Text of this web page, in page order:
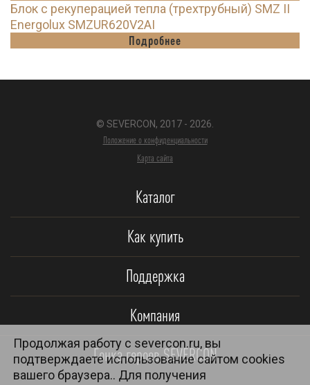
Блок с рекуперацией тепла (трехтрубный) SMZ II
Energolux SMZUR620V2AI
Подробнее
© SEVERCON, 2017 - 2026.
Положение о конфиденциальности
Карта сайта
Каталог
Как купить
Поддержка
Компания
Гонка героев SEVERCON
Продолжая работу с severcon.ru, вы
подтверждаете использование сайтом cookies
вашего браузера.. Для получения